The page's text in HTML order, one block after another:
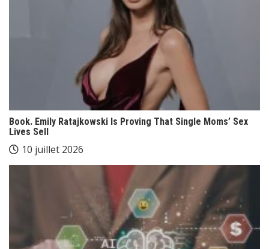
Book. Emily Ratajkowski Is Proving That Single Moms’ Sex
Lives Sell
10 juillet 2026